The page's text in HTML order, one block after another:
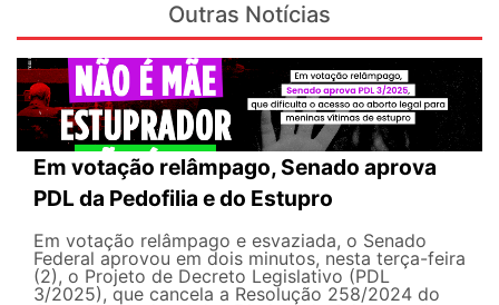
Outras Notícias
Em votação relâmpago, Senado aprova
PDL da Pedofilia e do Estupro
Em votação relâmpago e esvaziada, o Senado
Federal aprovou em dois minutos, nesta terça-feira
(2), o Projeto de Decreto Legislativo (PDL
3/2025), que cancela a Resolução 258/2024 do